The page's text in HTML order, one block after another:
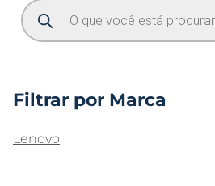
Filtrar por Marca
Lenovo